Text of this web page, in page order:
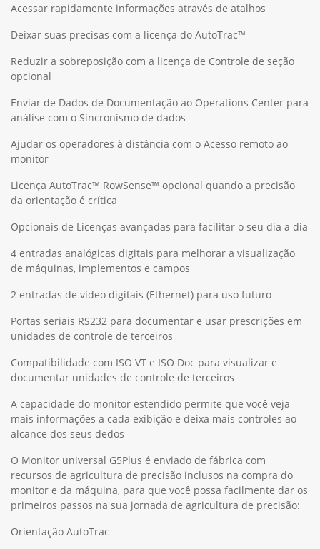
Acessar rapidamente informações através de atalhos
Deixar suas precisas com a licença do AutoTrac™
Reduzir a sobreposição com a licença de Controle de seção
opcional
Enviar de Dados de Documentação ao Operations Center para
análise com o Sincronismo de dados
Ajudar os operadores à distância com o Acesso remoto ao
monitor
Licença AutoTrac™ RowSense™ opcional quando a precisão
da orientação é crítica
Opcionais de Licenças avançadas para facilitar o seu dia a dia
4 entradas analógicas digitais para melhorar a visualização
de máquinas, implementos e campos
2 entradas de vídeo digitais (Ethernet) para uso futuro
Portas seriais RS232 para documentar e usar prescrições em
unidades de controle de terceiros
Compatibilidade com ISO VT e ISO Doc para visualizar e
documentar unidades de controle de terceiros
A capacidade do monitor estendido permite que você veja
mais informações a cada exibição e deixa mais controles ao
alcance dos seus dedos
O Monitor universal G5Plus é enviado de fábrica com
recursos de agricultura de precisão inclusos na compra do
monitor e da máquina, para que você possa facilmente dar os
primeiros passos na sua jornada de agricultura de precisão:
Orientação AutoTrac